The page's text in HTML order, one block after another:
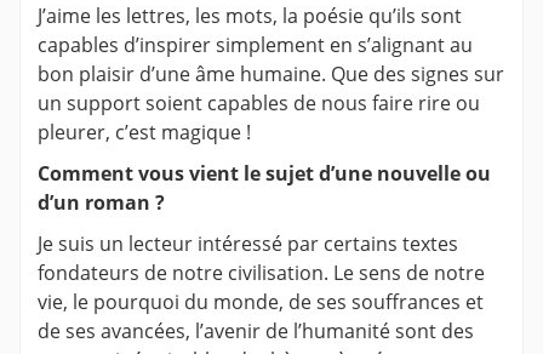
J’aime les lettres, les mots, la poésie qu’ils sont
capables d’inspirer simplement en s’alignant au
bon plaisir d’une âme humaine. Que des signes sur
un support soient capables de nous faire rire ou
pleurer, c’est magique !
Comment vous vient le sujet d’une nouvelle ou
d’un roman ?
Je suis un lecteur intéressé par certains textes
fondateurs de notre civilisation. Le sens de notre
vie, le pourquoi du monde, de ses souffrances et
de ses avancées, l’avenir de l’humanité sont des